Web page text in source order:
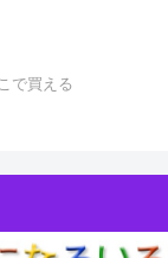
で買える